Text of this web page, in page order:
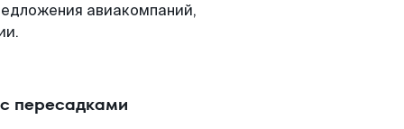
авиакомпаний,
пересадками